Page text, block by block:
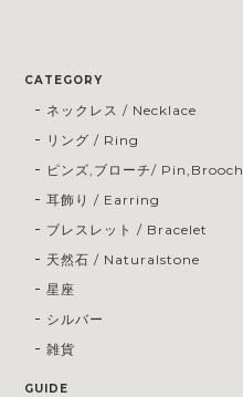
CATEGORY
ネックレス / Necklace
リング / Ring
ピンズ,ブローチ/ Pin,Brooch
耳飾り / Earring
ブレスレット / Bracelet
天然石 / Naturalstone
星座
シルバー
雑貨
GUIDE